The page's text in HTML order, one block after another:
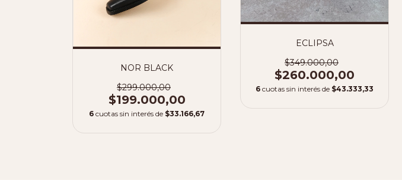
NOR BLACK
$299.000,00
$199.000,00
6 cuotas sin interés de $33.166,67
ECLIPSA
$349.000,00
$260.000,00
6 cuotas sin interés de $43.333,33